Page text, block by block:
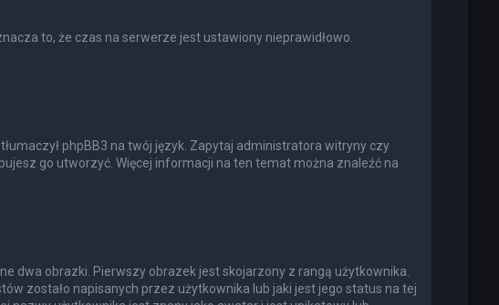
to, że czas na serwerze jest ustawiony nieprawidłowo.
phpBB3 na twój język. Zapytaj administratora witryny czy
go utworzyć. Więcej informacji na ten temat można znaleźć na
dwa obrazki. Pierwszy obrazek jest skojarzony z rangą użytkownika.
zostało napisanych przez użytkownika lub jaki jest jego status na tej